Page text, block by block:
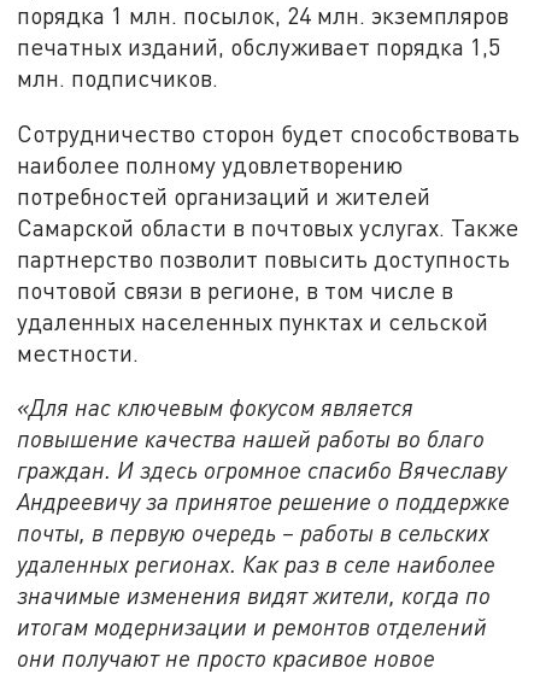
порядка 1 млн. посылок, 24 млн. экземпляров
печатных изданий, обслуживает порядка 1,5
млн. подписчиков.
Сотрудничество сторон будет способствовать
наиболее полному удовлетворению
потребностей организаций и жителей
Самарской области в почтовых услугах. Также
партнерство позволит повысить доступность
почтовой связи в регионе, в том числе в
удаленных населенных пунктах и сельской
местности.
«Для нас ключевым фокусом является
повышение качества нашей работы во благо
граждан. И здесь огромное спасибо Вячеславу
Андреевичу за принятое решение о поддержке
почты, в первую очередь – работы в сельских
удаленных регионах. Как раз в селе наиболее
значимые изменения видят жители, когда по
итогам модернизации и ремонтов отделений
они получают не просто красивое новое